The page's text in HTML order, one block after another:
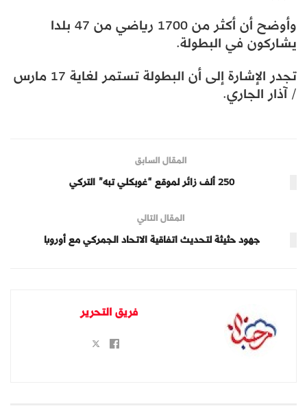
وأوضح أن أكثر من 1700 رياضي من 47 بلدا
يشاركون في البطولة.
تجدر الإشارة إلى أن البطولة تستمر لغاية 17 مارس
/ آذار الجاري.
المقال السابق
250 ألف زائر لموقع “غوبكلي تبه” التركي
المقال التالي
جهود حثيثة لتحديث اتفاقية الاتحاد الجمركي مع أوروبا
فريق التحرير